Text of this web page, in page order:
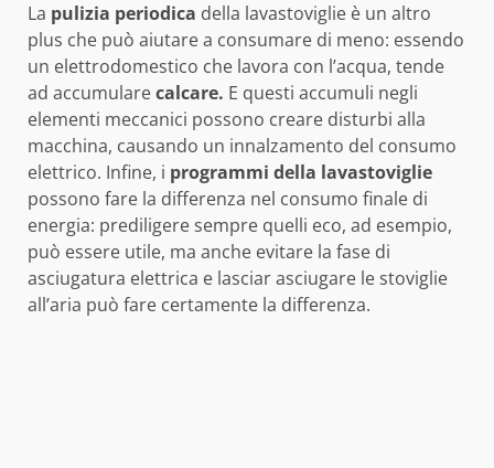
La pulizia periodica della lavastoviglie è un altro
plus che può aiutare a consumare di meno: essendo
un elettrodomestico che lavora con l’acqua, tende
ad accumularecalcare. E questi accumuli negli
elementi meccanici possono creare disturbi alla
macchina, causando un innalzamento del consumo
elettrico. Infine, i programmi della lavastoviglie
possono fare la differenza nel consumo finale di
energia: prediligere sempre quelli eco, ad esempio,
può essere utile, ma anche evitare la fase di
asciugatura elettrica e lasciar asciugare le stoviglie
all’aria può fare certamente la differenza.